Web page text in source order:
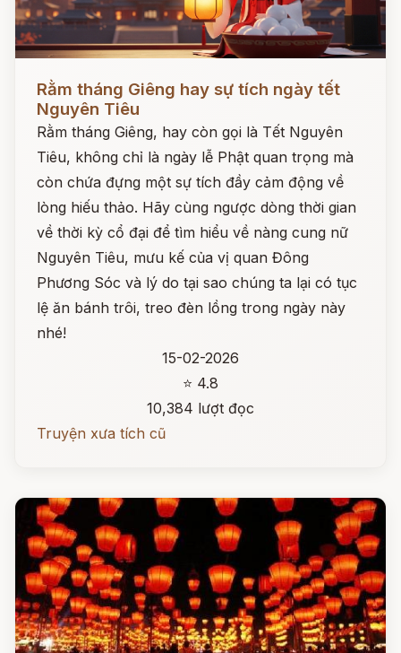
Đọc ngay
Rằm tháng Giêng hay sự tích ngày tết
Nguyên Tiêu
Rằm tháng Giêng, hay còn gọi là Tết Nguyên
Tiêu, không chỉ là ngày lễ Phật quan trọng mà
còn chứa đựng một sự tích đầy cảm động về
lòng hiếu thảo. Hãy cùng ngược dòng thời gian
về thời kỳ cổ đại để tìm hiểu về nàng cung nữ
Nguyên Tiêu, mưu kế của vị quan Đông
Phương Sóc và lý do tại sao chúng ta lại có tục
lệ ăn bánh trôi, treo đèn lồng trong ngày này
nhé!
15-02-2026
⭐ 4.8
10,384 lượt đọc
Truyện xưa tích cũ